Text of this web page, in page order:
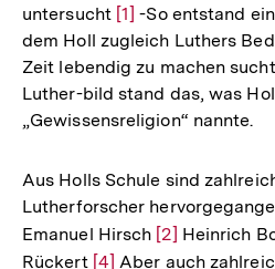
untersucht Zur
Auflösung
der
Fußnote
[1] -So entstand
dem Holl zugleich Luthers
Zeit lebendig zu machen
Luther-bild stand das, was
„Gewissensreligion“ nannte.
Aus Holls Schule sind
Lutherforscher
Emanuel Hirsch Zur
Auflösung
[2] Heinrich
Rückert Zur
[4] Aber auch